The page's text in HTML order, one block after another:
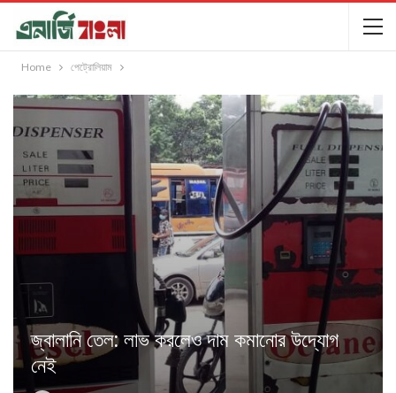
Home পেট্রোলিয়াম
জ্বালানি তেল: লাভ করলেও দাম কমানোর উদ্যোগ
নেই